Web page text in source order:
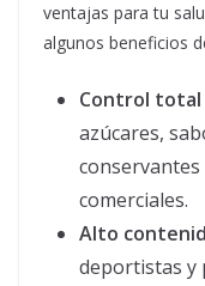
ventajas para tu
algunos beneficios
Control total
azúcares,
comerciales.
Alto
deportistas y